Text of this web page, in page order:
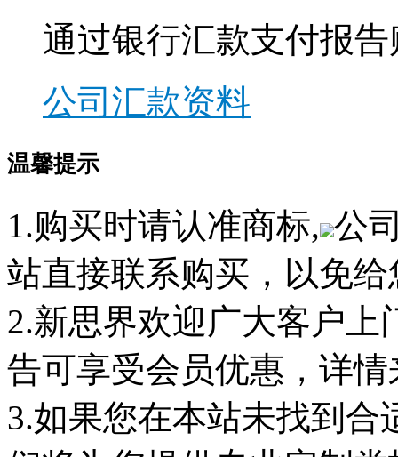
通过银行汇款支付报
公司汇款资料
温馨提示
1.购买时请认准商标, 公
站直接联系购买，以免
2.新思界欢迎广大客户
告可享受会员优惠，详
3.如果您在本站未找到